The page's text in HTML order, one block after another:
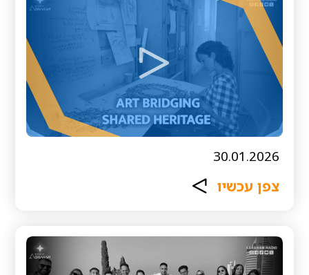
30.01.2026
צפן עכשיו